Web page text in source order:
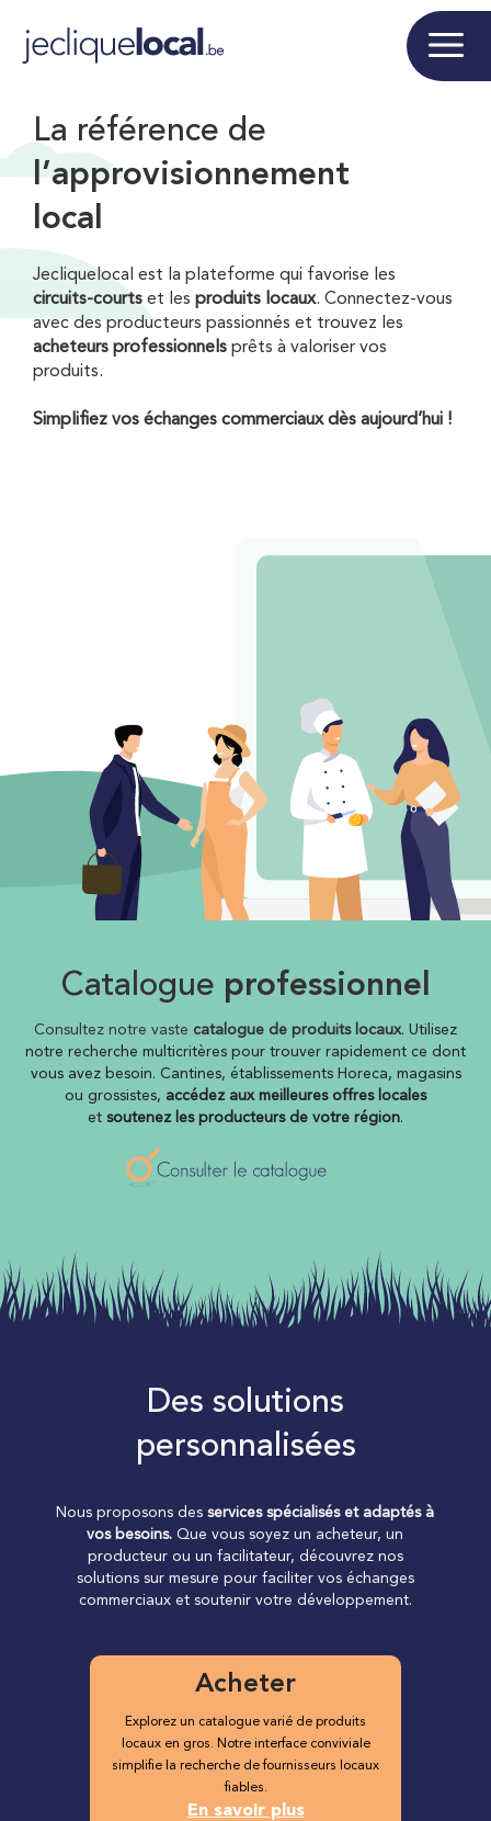
La référence de
l’approvisionnement
local
Jecliquelocal est la plateforme qui favorise les
circuits-courts et les produits locaux. Connectez-vous
avec des producteurs passionnés et trouvez les
acheteurs professionnels prêts à valoriser vos
produits.
Simplifiez vos échanges commerciaux dès aujourd’hui !
Catalogue professionnel
Consultez notre vaste catalogue de produits locaux. Utilisez
notre recherche multicritères pour trouver rapidement ce dont
vous avez besoin. Cantines, établissements Horeca, magasins
ou grossistes, accédez aux meilleures offres locales
et soutenez les producteurs de votre région.
Des solutions
personnalisées
Nous proposons desservices spécialisés et adaptés à
vos besoins. Que vous soyez un acheteur, un
producteur ou un facilitateur, découvrez nos
solutions sur mesure pour faciliter vos échanges
commerciaux et soutenir votre développement.
Acheter
Explorez un catalogue varié de produits
locaux en gros. Notre interface conviviale
simplifie la recherche de fournisseurs locaux
fiables.
En savoir plus